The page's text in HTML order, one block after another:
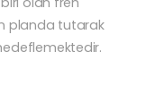
planda tutarak